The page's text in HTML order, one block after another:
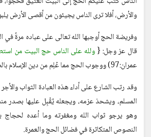
والأرض، أفلا ترى الناس يجيئون من أقصى الأرض
وفريضة الحج أوجبها الله تعالى على عباده مرةً في
قال عز وجل: {ولله على الناس حج البيت من
عمران:97) ووجوب الحج مما عُلِم من دين الإسلام بالضرورة .
وقد رتب الشارع على أداء هذه العبادة الثواب
المسلم، ويشحذ عزمه، ويجعله يُقْبِل عليها بصدر
وهو يرجو ثواب الله ومغفرته وما أعده لحجاج
النصوص المتكاثرة في فضائل الحج والعمرة.